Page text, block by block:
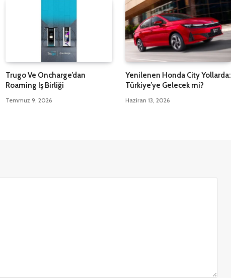
Trugo Ve Oncharge’dan
Roaming Iş Birliği
Temmuz 9, 2026
Yenilenen Honda City Yollarda:
Türkiye’ye Gelecek mi?
Haziran 13, 2026